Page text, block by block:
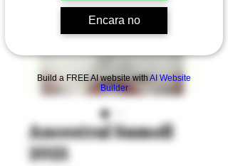
Encara no
Build a FREE AI website with AI Website
Builder
Ancestral Sumoll
2021